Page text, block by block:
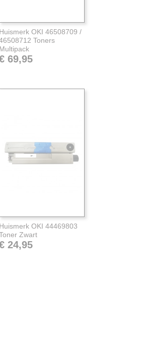
Huismerk OKI 46508709 /
Toners
Multipack
69,95
Huismerk OKI 44469803
Zwart
24,95